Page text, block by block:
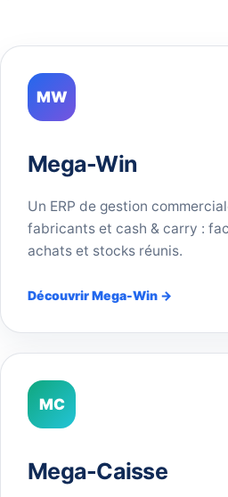
MW
Mega-Win
Un ERP de gestion
fabricants et cash & carry :
achats et stocks réunis.
Découvrir Mega-Win →
MC
Mega-Caisse